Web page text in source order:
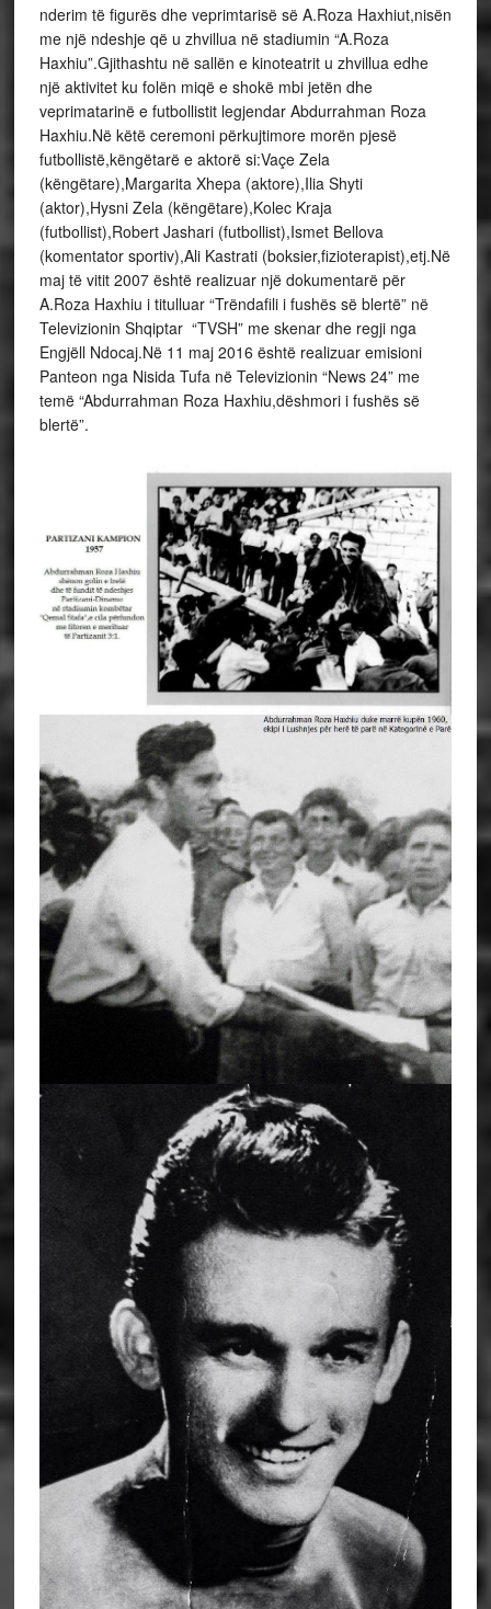
nderim të figurës dhe veprimtarisë së A.Roza Haxhiut,nisën
me një ndeshje që u zhvillua në stadiumin “A.Roza
Haxhiu”.Gjithashtu në sallën e kinoteatrit u zhvillua edhe
një aktivitet ku folën miqë e shokë mbi jetën dhe
veprimatarinë e futbollistit legjendar Abdurrahman Roza
Haxhiu.Në këtë ceremoni përkujtimore morën pjesë
futbollistë,këngëtarë e aktorë si:Vaçe Zela
(këngëtare),Margarita Xhepa (aktore),Ilia Shyti
(aktor),Hysni Zela (këngëtare),Kolec Kraja
(futbollist),Robert Jashari (futbollist),Ismet Bellova
(komentator sportiv),Ali Kastrati (boksier,fizioterapist),etj.Në
maj të vitit 2007 është realizuar një dokumentarë për
A.Roza Haxhiu i titulluar “Trëndafili i fushës së blertë” në
Televizionin Shqiptar “TVSH” me skenar dhe regji nga
Engjëll Ndocaj.Në 11 maj 2016 është realizuar emisioni
Panteon nga Nisida Tufa në Televizionin “News 24” me
temë “Abdurrahman Roza Haxhiu,dëshmori i fushës së
blertë”.